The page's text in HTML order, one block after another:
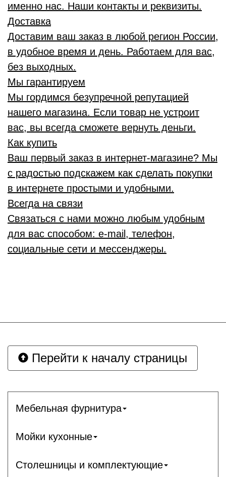
именно нас. Наши контакты и реквизиты.
Доставка
Доставим ваш заказ в любой регион России,
в удобное время и день. Работаем для вас,
без выходных.
Мы гарантируем
Мы гордимся безупречной репутацией
нашего магазина. Если товар не устроит
вас, вы всегда сможете вернуть деньги.
Как купить
Ваш первый заказ в интернет-магазине? Мы
с радостью подскажем как сделать покупки
в интернете простыми и удобными.
Всегда на связи
Связаться с нами можно любым удобным
для вас способом: e-mail, телефон,
социальные сети и мессенджеры.
Перейти к началу страницы
Мебельная фурнитура
Мойки кухонные
Столешницы и комплектующие